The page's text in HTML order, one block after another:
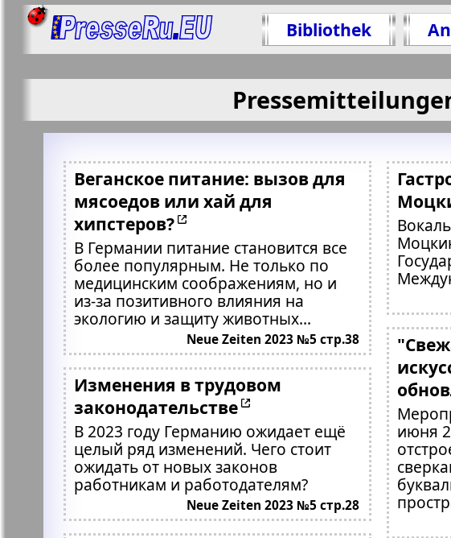
Bibliothek
Веганское питание: вызов для
мясоедов или хай для
хипстеров?
В Германии питание становится все
более популярным. Не только по
медицинским соображениям, но и
из-за позитивного влияния на
экологию и защиту животных...
Neue Zeiten 2023 №5 стр.38
Изменения в трудовом
законодательстве
В 2023 году Германию ожидает ещё
целый ряд изменений. Чего стоит
ожидать от новых законов
работникам и работодателям?
Neue Zeiten 2023 №5 стр.28
"Свежая краска"-
июня